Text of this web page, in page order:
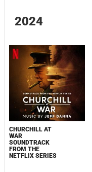
2024
CHURCHILL AT
WAR
SOUNDTRACK
FROM THE
NETFLIX SERIES